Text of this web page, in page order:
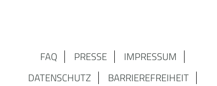
FAQ PRESSE
IMPRESSUM
DATENSCHUTZ
BARRIEREFREIHEIT